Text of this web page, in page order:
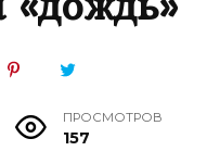
ПРОСМОТРОВ
157